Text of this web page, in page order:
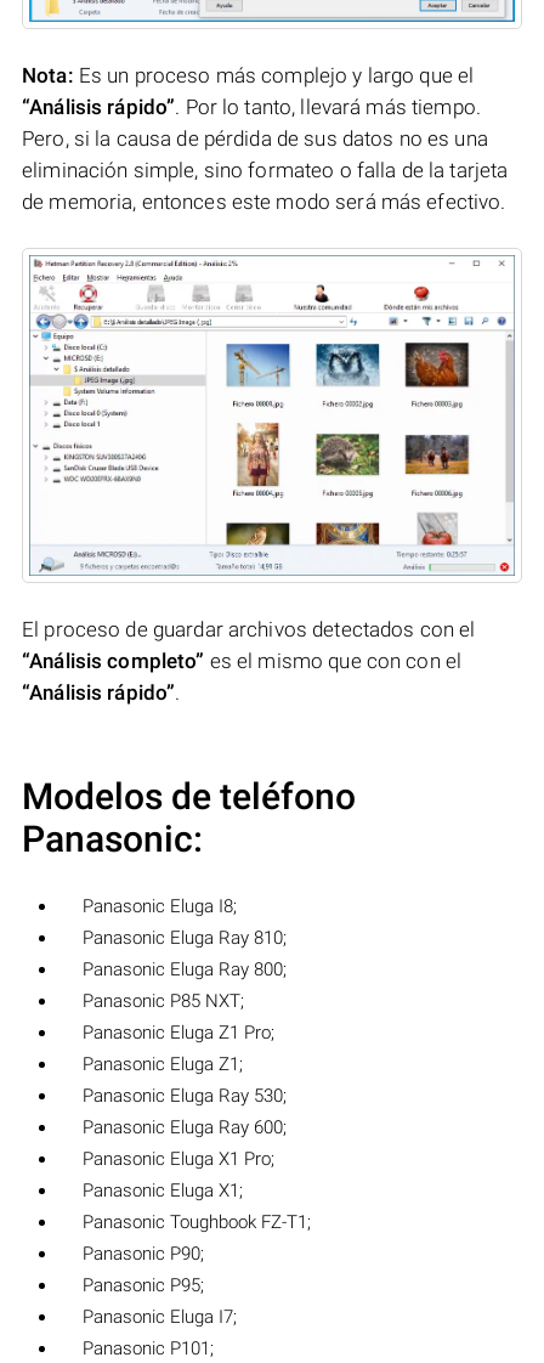
Nota: Es un proceso más complejo y largo que el
“Análisis rápido”. Por lo tanto, llevará más tiempo.
Pero, si la causa de pérdida de sus datos no es una
eliminación simple, sino formateo o falla de la tarjeta
de memoria, entonces este modo será más efectivo.
El proceso de guardar archivos detectados con el
“Análisis completo” es el mismo que con con el
“Análisis rápido”.
Modelos de teléfono
Panasonic:
Panasonic Eluga I8;
Panasonic Eluga Ray 810;
Panasonic Eluga Ray 800;
Panasonic P85 NXT;
Panasonic Eluga Z1 Pro;
Panasonic Eluga Z1;
Panasonic Eluga Ray 530;
Panasonic Eluga Ray 600;
Panasonic Eluga X1 Pro;
Panasonic Eluga X1;
Panasonic Toughbook FZ-T1;
Panasonic P90;
Panasonic P95;
Panasonic Eluga I7;
Panasonic P101;